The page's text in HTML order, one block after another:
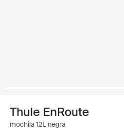
Thule EnRoute
mochila 12L negra